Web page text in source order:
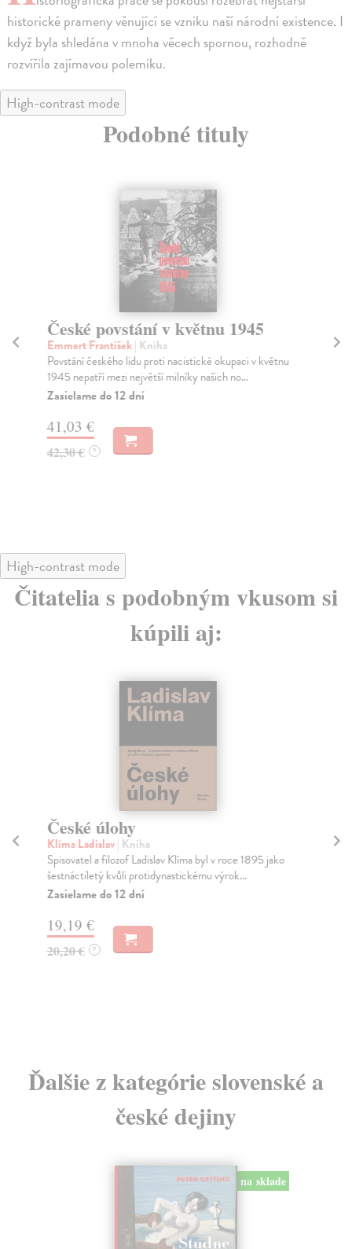
historické prameny věnující se vzniku naší národní existence. I
když byla shledána v mnoha věcech spornou, rozhodně
rozvířila zajímavou polemiku.
High-contrast mode
Podobné tituly
České povstání v květnu 1945
Emmert František| Kniha
Povstání českého lidu proti nacistické okupaci v květnu
1945 nepatří mezi největší milníky našich no...
Zasielame do 12 dní
41,03 €
42,30 € ?
High-contrast mode
Čitatelia s podobným vkusom si
kúpili aj:
České úlohy
Klíma Ladislav| Kniha
Spisovatel a filozof Ladislav Klíma byl v roce 1895 jako
šestnáctiletý kvůli protidynastickému výrok...
Zasielame do 12 dní
19,19 €
20,20 € ?
Ďalšie z kategórie slovenské a
české dejiny
na sklade